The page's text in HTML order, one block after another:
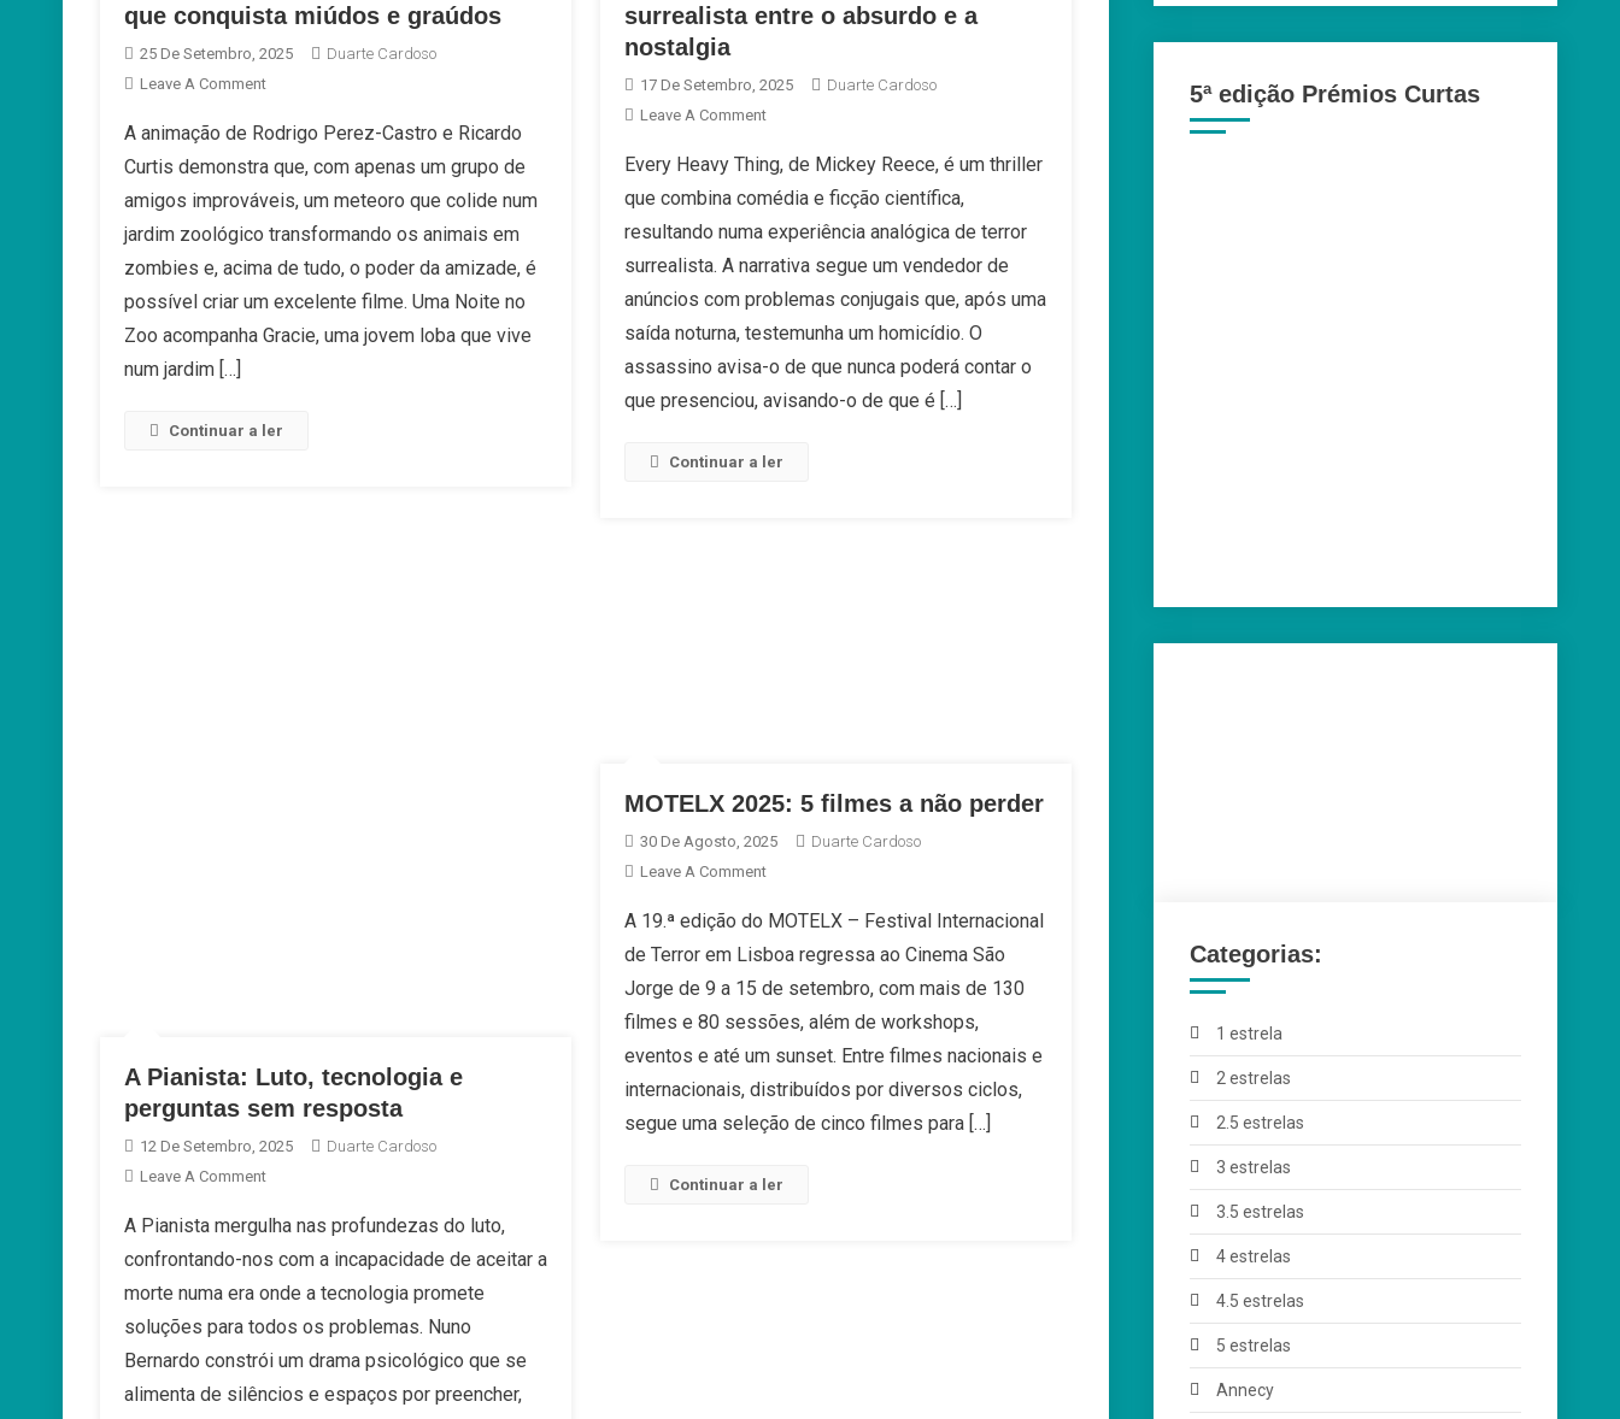
que conquista miúdos e graúdos
25 De Setembro, 2025
Duarte Cardoso
Leave A CommentOn
Noite
No
Zoo:
Que
Conquista
Miúdos
A animação de Rodrigo Perez-Castro e Ricardo
Curtis demonstra que, com apenas um grupo de
amigos improváveis, um meteoro que colide num
jardim zoológico transformando os animais em
zombies e, acima de tudo, o poder da amizade, é
possível criar um excelente filme. Uma Noite no
Zoo acompanha Gracie, uma jovem loba que vive
num jardim […]
Continuar a ler
surrealista entre o absurdo e a
nostalgia
17 De Setembro, 2025
Duarte Cardoso
Leave A CommentOn
Heavy
Thing:
Terror
O
Absurdo
E
Every Heavy Thing, de Mickey Reece, é um thriller
que combina comédia e ficção científica,
resultando numa experiência analógica de terror
surrealista. A narrativa segue um vendedor de
anúncios com problemas conjugais que, após uma
saída noturna, testemunha um homicídio. O
assassino avisa-o de que nunca poderá contar o
que presenciou, avisando-o de que é […]
Continuar a ler
A Pianista: Luto, tecnologia e
perguntas sem resposta
12 De Setembro, 2025
Duarte Cardoso
Leave A CommentOn
Pianista:
Luto,
Tecnologia
Perguntas
Sem
Resposta
A Pianista mergulha nas profundezas do luto,
confrontando-nos com a incapacidade de aceitar a
morte numa era onde a tecnologia promete
soluções para todos os problemas. Nuno
Bernardo constrói um drama psicológico que se
alimenta de silêncios e espaços por preencher,
MOTELX 2025: 5 filmes a não perder
30 De Agosto, 2025
Duarte Cardoso
Leave A CommentOn
2025:
5
Filmes
Perder
A 19.ª edição do MOTELX – Festival Internacional
de Terror em Lisboa regressa ao Cinema São
Jorge de 9 a 15 de setembro, com mais de 130
filmes e 80 sessões, além de workshops,
eventos e até um sunset. Entre filmes nacionais e
internacionais, distribuídos por diversos ciclos,
segue uma seleção de cinco filmes para […]
Continuar a ler
5ª edição Prémios Curtas
Categorias:
1 estrela
2 estrelas
2.5 estrelas
3 estrelas
3.5 estrelas
4 estrelas
4.5 estrelas
5 estrelas
Annecy